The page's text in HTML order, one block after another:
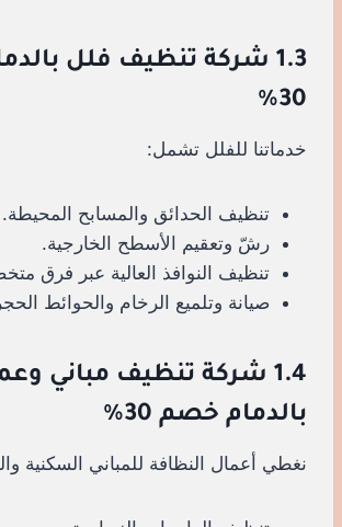
1.3 شركة تنظيف فلل
30%
خدماتنا للفلل تشمل:
تنظيف الحدائق والمسابح المحيطة.
رشّ وتعقيم الأسطح الخارجية.
تنظيف النوافذ العالية عبر فرق
صيانة وتلميع الرخام والحوائط
1.4 شركة تنظيف مباني
بالدمام خصم 30%
نغطي أعمال النظافة للمباني السكنية